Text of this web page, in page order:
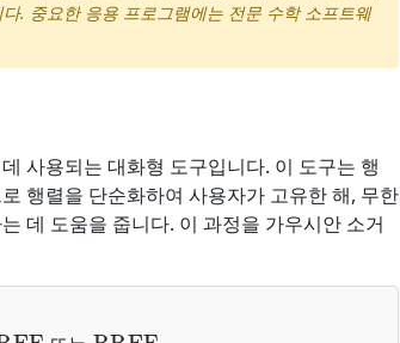
. 중요한 응용 프로그램에는 전문 수학 소프트웨
사용되는 대화형 도구입니다. 이 도구는 행
행렬을 단순화하여 사용자가 고유한 해, 무한
데 도움을 줍니다. 이 과정을 가우시안 소거